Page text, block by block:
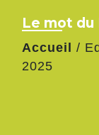
Le mot du
Accueil /
2025